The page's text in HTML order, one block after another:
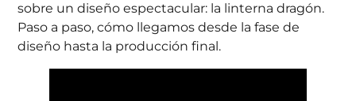
sobre un diseño espectacular: la linterna dragón.
Paso a paso, cómo llegamos desde la fase de
diseño hasta la producción final.